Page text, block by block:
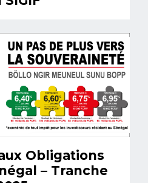
Obligations
– Tranche